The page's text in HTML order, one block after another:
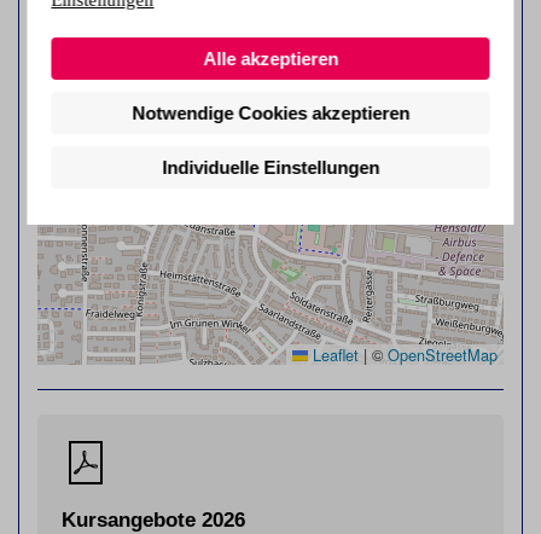
+
Leaflet | ©OpenStreetMap
Kursangebote 2026
Alle akzeptieren
Notwendige Cookies akzeptieren
Individuelle Einstellungen